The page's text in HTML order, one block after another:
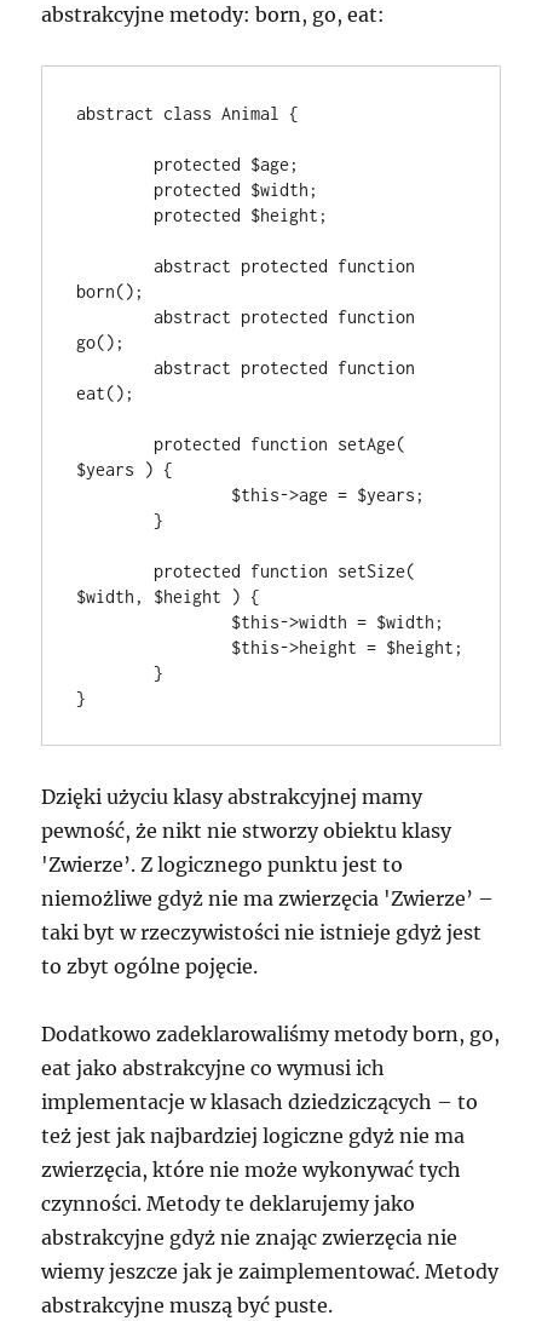
abstrakcyjne metody: born, go, eat:
abstract class Animal {
	abstract protected function
born();
	abstract protected function
go();
	abstract protected function
eat();
$years ) {
	}
$width, $height ) {
	}
Dzięki użyciu klasy abstrakcyjnej mamy
pewność, że nikt nie stworzy obiektu klasy
'Zwierze’. Z logicznego punktu jest to
niemożliwe gdyż nie ma zwierzęcia 'Zwierze’ –
taki byt w rzeczywistości nie istnieje gdyż jest
to zbyt ogólne pojęcie.
Dodatkowo zadeklarowaliśmy metody born, go,
eat jako abstrakcyjne co wymusi ich
implementacje w klasach dziedziczących – to
też jest jak najbardziej logiczne gdyż nie ma
zwierzęcia, które nie może wykonywać tych
czynności. Metody te deklarujemy jako
abstrakcyjne gdyż nie znając zwierzęcia nie
wiemy jeszcze jak je zaimplementować. Metody
abstrakcyjne muszą być puste.